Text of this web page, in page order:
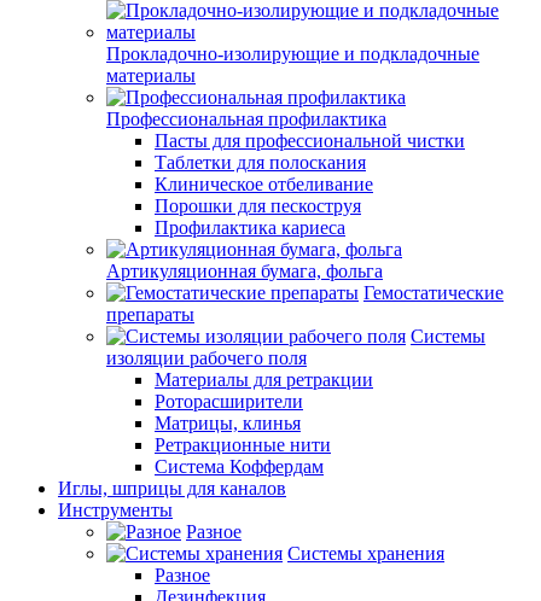
Прокладочно-изолирующие и подкладочные
материалы
Профессиональная профилактика
Пасты для профессиональной чистки
Таблетки для полоскания
Клиническое отбеливание
Порошки для пескоструя
Профилактика кариеса
Артикуляционная бумага, фольга
Гемостатические
препараты
Системы
изоляции рабочего поля
Материалы для ретракции
Роторасширители
Матрицы, клинья
Ретракционные нити
Система Коффердам
Иглы, шприцы для каналов
Инструменты
Разное
Системы хранения
Разное
Дезинфекция